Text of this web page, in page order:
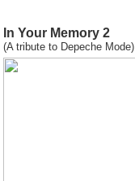
In Your Memory 2
(A tribute to Depeche Mode)